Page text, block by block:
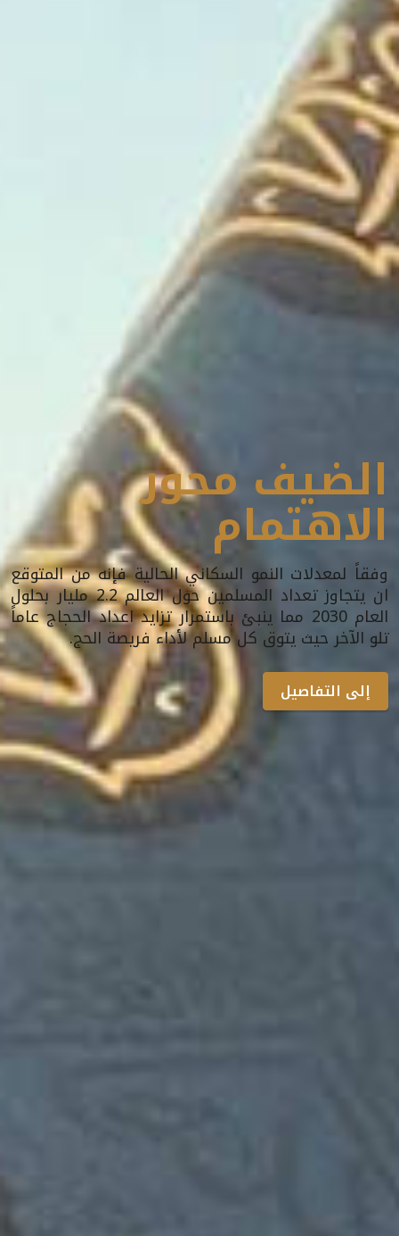
الضيف محور
الاهتمام
وفقاً لمعدلات النمو السكاني الحالية فإنه من المتوقع
ان يتجاوز تعداد المسلمين حول العالم 2.2 مليار بحلول
العام 2030 مما ينبئ باستمرار تزايد اعداد الحجاج عاماً
تلو الآخر حيث يتوق كل مسلم لأداء فريصة الحج.
إلى التفاصيل